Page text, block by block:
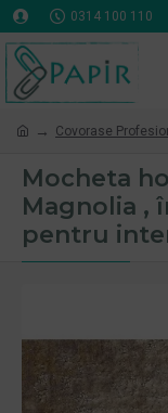
0314 100 110
Covorase
Mocheta
Magnolia ,
pentru